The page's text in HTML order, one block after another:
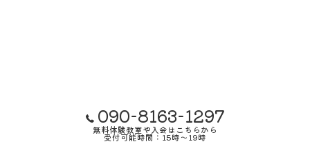
090-8163-1297
無料体験教室や入会はこちらから
受付可能時間：15時～19時